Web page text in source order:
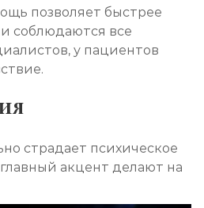
позволяет быстрее
соблюдаются все
у пациентов
страдает психическое
акцент делают на